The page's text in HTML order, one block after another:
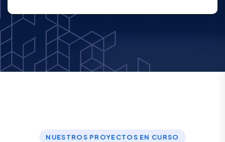
NUESTROS PROYECTOS EN CURSO